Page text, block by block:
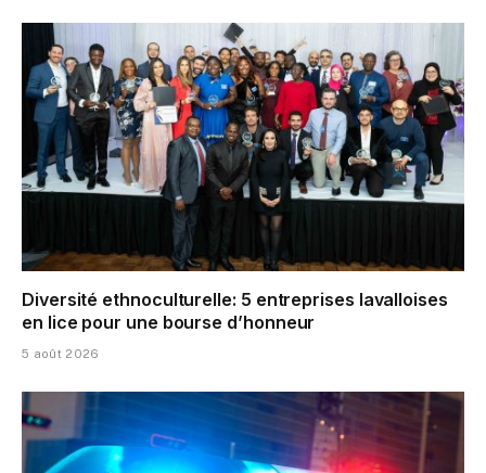
Diversité ethnoculturelle: 5 entreprises lavalloises
en lice pour une bourse d’honneur
5 août 2026